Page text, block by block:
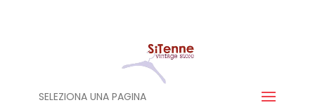
SELEZIONA UNA PAGINA